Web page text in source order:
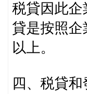
税貸因此企
貸是按照
以上。
四、税貸